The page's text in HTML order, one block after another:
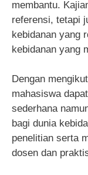
membantu.
referensi, tetapi
kebidanan yang
kebidanan yang
Dengan
mahasiswa
sederhana
bagi dunia
penelitian serta
dosen dan